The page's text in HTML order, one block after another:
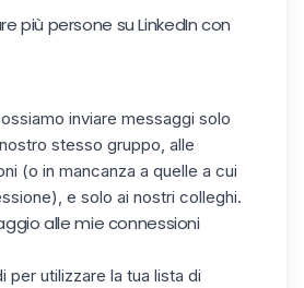
più persone su LinkedIn con
inviare messaggi solo
stesso gruppo, alle
(o in mancanza a quelle a cui
e solo ai nostri colleghi.
alle mie connessioni
per utilizzare la tua lista di